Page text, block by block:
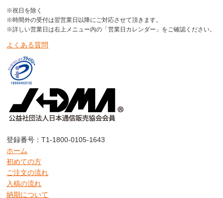
※祝日を除く
※時間外の受付は翌営業日以降にご対応させて頂きます。
※詳しい営業日は右上メニュー内の「営業日カレンダー」をご確認ください。
よくある質問
登録番号：T1-1800-0105-1643
ホーム
初めての方
ご注文の流れ
入稿の流れ
納期について